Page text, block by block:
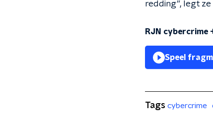
redding”, legt ze
RJN cybercrime
Speel
Tags cybercrime